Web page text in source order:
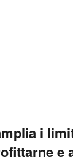
i
e